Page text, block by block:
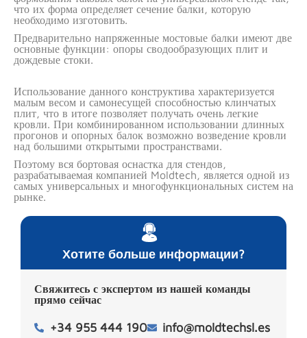
что их форма определяет сечение балки, которую
необходимо изготовить.
Предварительно напряженные мостовые балки имеют две
основные функции: опоры сводообразующих плит и
дождевые стоки.
Использование данного конструктива характеризуется
малым весом и самонесущей способностью клинчатых
плит, что в итоге позволяет получать очень легкие
кровли. При комбинированном использовании длинных
прогонов и опорных балок возможно возведение кровли
над большими открытыми пространствами.
Поэтому вся бортовая оснастка для стендов,
разрабатываемая компанией Moldtech, является одной из
самых универсальных и многофункциональных систем на
рынке.
Хотите больше информации?
Свяжитесь с экспертом из нашей команды
прямо сейчас
+34 955 444 190 info@moldtechsl.es